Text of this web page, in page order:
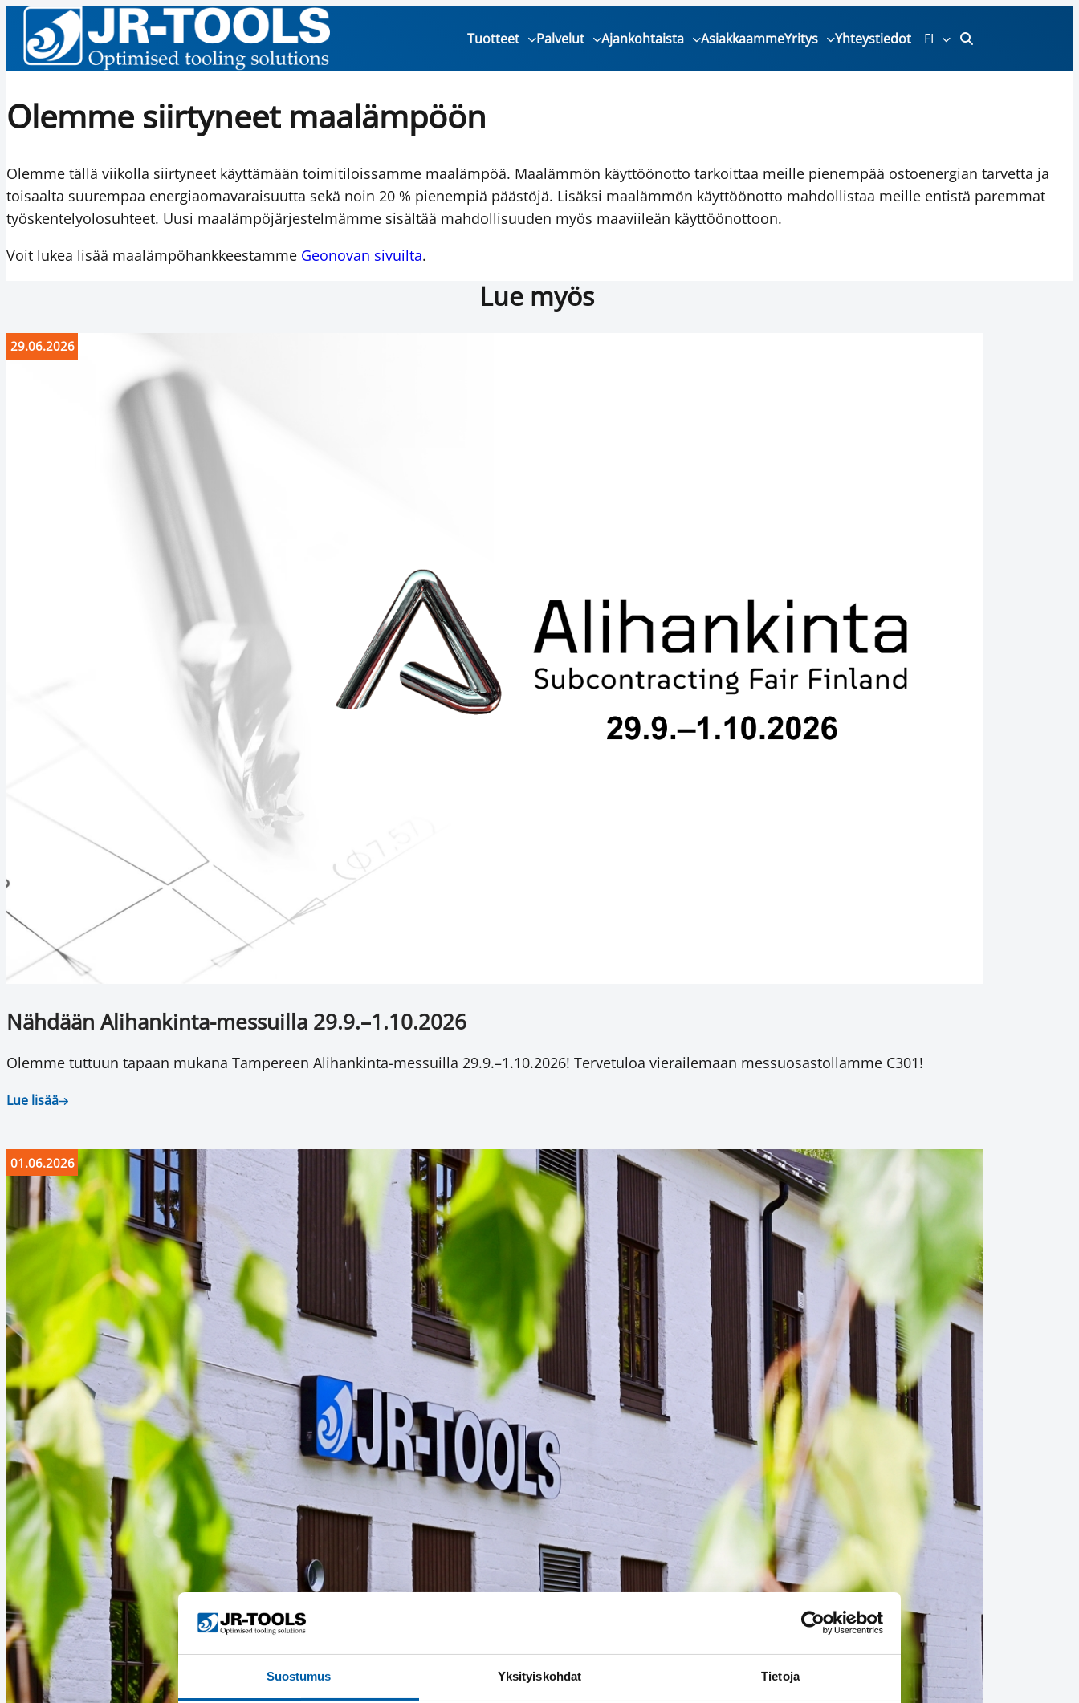
Suostumus Yksityiskohdat Tietoja
Tuotteet Palvelut Ajankohtaista AsiakkaammeYritys Yhteystiedot FI
Olemme siirtyneet maalämpöön
Olemme tällä viikolla siirtyneet käyttämään toimitiloissamme maalämpöä. Maalämmön käyttöönotto tarkoittaa meille pienempää ostoenergian tarvetta ja
toisaalta suurempaa energiaomavaraisuutta sekä noin 20 % pienempiä päästöjä. Lisäksi maalämmön käyttöönotto mahdollistaa meille entistä paremmat
työskentelyolosuhteet. Uusi maalämpöjärjestelmämme sisältää mahdollisuuden myös maaviileän käyttöönottoon.
Voit lukea lisää maalämpöhankkeestamme Geonovan sivuilta.
Lue myös
29.06.2026
Nähdään Alihankinta-messuilla 29.9.–1.10.2026
Olemme tuttuun tapaan mukana Tampereen Alihankinta-messuilla 29.9.–1.10.2026! Tervetuloa vierailemaan messuosastollamme C301!
Lue lisää
01.06.2026